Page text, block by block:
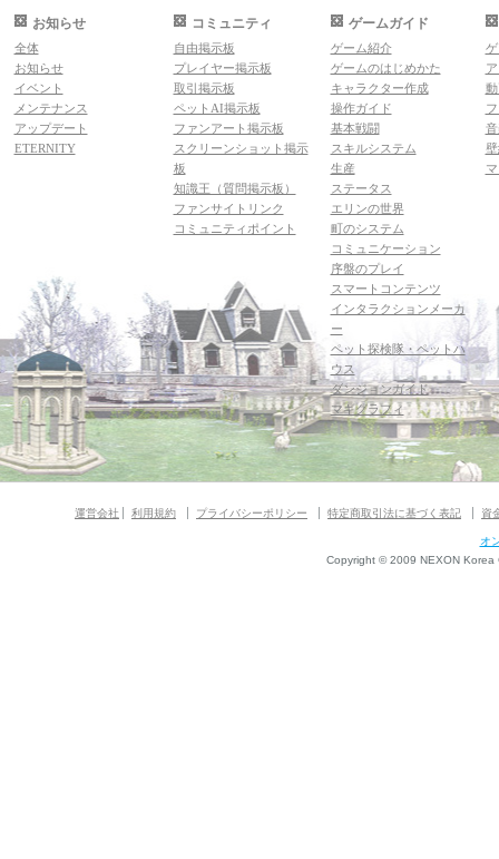
お知らせ
全体
お知らせ
イベント
メンテナンス
アップデート
ETERNITY
コミュニティ
自由掲示板
プレイヤー掲示板
取引掲示板
ペットAI掲示板
ファンアート掲示板
スクリーンショット掲示
板
知識王（質問掲示板）
ファンサイトリンク
コミュニティポイント
ゲームガイド
ゲーム紹介
ゲームのはじめかた
キャラクター作成
操作ガイド
基本戦闘
スキルシステム
生産
ステータス
エリンの世界
町のシステム
コミュニケーション
序盤のプレイ
スマートコンテンツ
インタラクションメーカ
ー
ペット探検隊・ペットハ
ウス
ダンジョンガイド
マギグラフィ
運営会社 利用規約 プライバシーポリシー 特定商取引法に基づく表記 資
オ
Copyright © 2009 NEXON Korea